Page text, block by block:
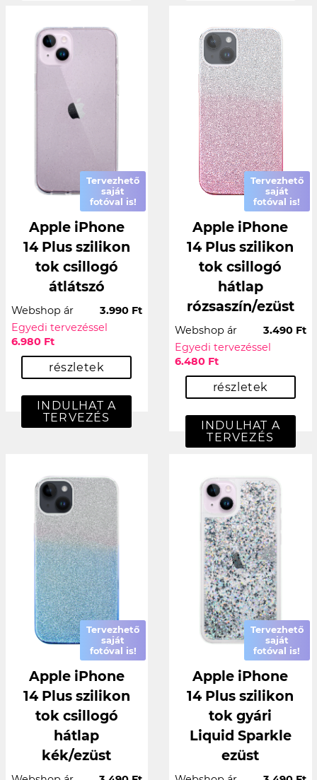
Tervezhető
saját
fotóval is!
Apple iPhone
14 Plus szilikon
tok csillogó
átlátszó
Webshop ár
3.990 Ft
Egyedi tervezéssel
6.980 Ft
részletek
INDULHAT A
TERVEZÉS
Tervezhető
saját
fotóval is!
Apple iPhone
14 Plus szilikon
tok csillogó
hátlap
rózsaszín/ezüst
Webshop ár
3.490 Ft
Egyedi tervezéssel
6.480 Ft
részletek
INDULHAT A
TERVEZÉS
Tervezhető
saját
fotóval is!
Apple iPhone
14 Plus szilikon
tok csillogó
hátlap
kék/ezüst
Tervezhető
saját
fotóval is!
Apple iPhone
14 Plus szilikon
tok gyári
Liquid Sparkle
ezüst